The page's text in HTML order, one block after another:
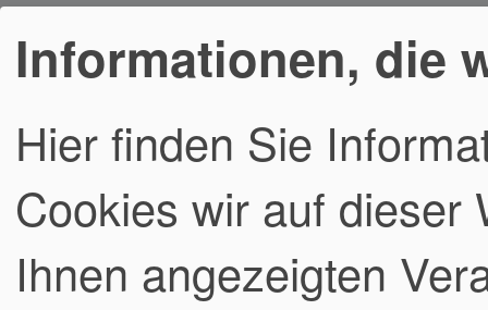
Informationen, die
Hier finden Sie
Cookies wir auf dieser
Ihnen angezeigten